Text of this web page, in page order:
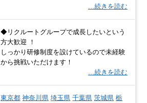
…続きを読む
◆リクルートグループで成長したいという
方大歓迎 ！
しっかり研修制度を設けているので未経験
から挑戦いただけます！
…続きを読む
東京都 神奈川県 埼玉県 千葉県 茨城県 栃